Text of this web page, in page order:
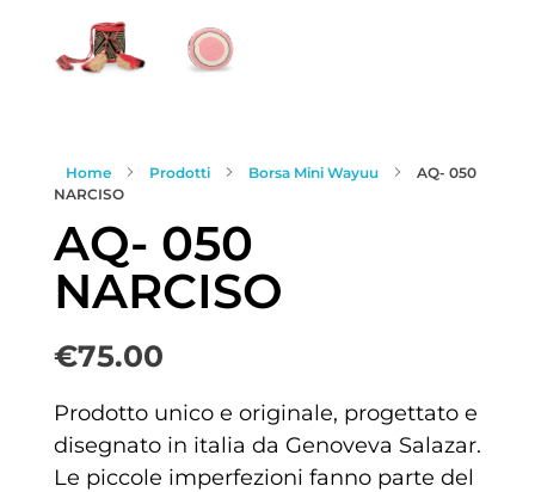
Home Prodotti Borsa Mini Wayuu
AQ- 050
NARCISO
AQ- 050
NARCISO
€75.00
Prodotto unico e originale, progettato e
disegnato in italia da Genoveva Salazar.
Le piccole imperfezioni fanno parte del